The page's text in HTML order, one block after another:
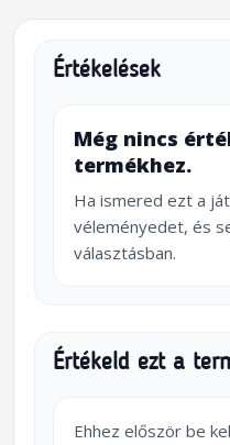
Értékelések
Még nincs
termékhez.
Ha ismered ezt a
véleményedet, és
választásban.
Értékeld ezt a
Ehhez először be